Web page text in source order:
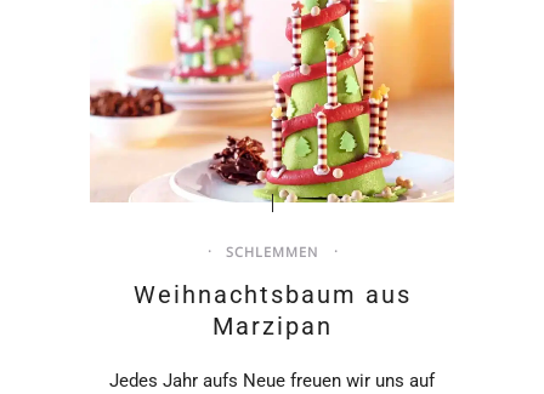
SCHLEMMEN
Weihnachtsbaum aus
Marzipan
Jedes Jahr aufs Neue freuen wir uns auf